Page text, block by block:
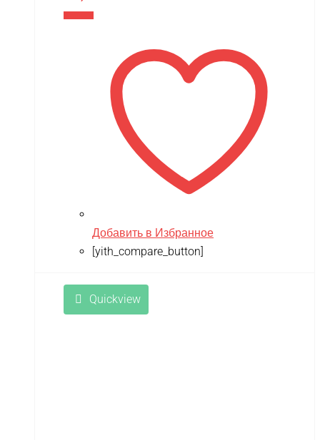
Добавить в Избранное
[yith_compare_button]
Quickview